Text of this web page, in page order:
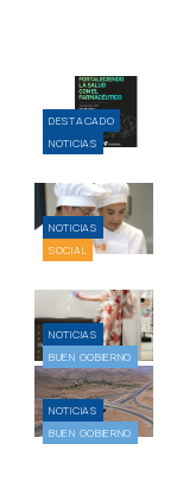
DESTACADO
NOTICIAS
NOTICIAS
SOCIAL
NOTICIAS
BUEN GOBIERNO
NOTICIAS
BUEN GOBIERNO